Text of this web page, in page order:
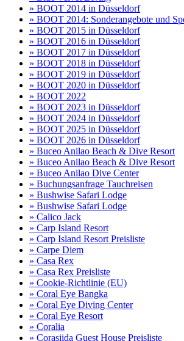
» BOOT 2014 in Düsseldorf
» BOOT 2014: Sonderangebote und
» BOOT 2015 in Düsseldorf
» BOOT 2016 in Düsseldorf
» BOOT 2017 in Düsseldorf
» BOOT 2018 in Düsseldorf
» BOOT 2019 in Düsseldorf
» BOOT 2020 in Düsseldorf
» BOOT 2022
» BOOT 2023 in Düsseldorf
» BOOT 2024 in Düsseldorf
» BOOT 2025 in Düsseldorf
» BOOT 2026 in Düsseldorf
» Buceo Anilao Beach & Dive Resort
» Buceo Anilao Beach & Dive Resort
» Buceo Anilao Dive Center
» Buchungsanfrage Tauchreisen
» Bushwise Safari Lodge
» Bushwise Safari Lodge
» Calico Jack
» Carp Island Resort
» Carp Island Resort Preisliste
» Carpe Diem
» Casa Rex
» Casa Rex Preisliste
» Cookie-Richtlinie (EU)
» Coral Eye Bangka
» Coral Eye Diving Center
» Coral Eye Resort
» Coralia
» Corasiida Guest House Preisliste